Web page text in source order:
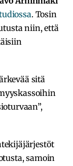
. Tosin
niin, että
sitä
samoin